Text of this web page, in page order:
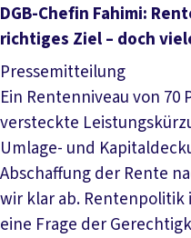
Artikel lesen
DGB-Chefin Fahimi:
richtiges Ziel – doch
Pressemitteilung
Ein Rentenniveau von 70
versteckte
Umlage- und
Abschaffung der Rente
wir klar ab. Rentenpolitik
eine Frage der